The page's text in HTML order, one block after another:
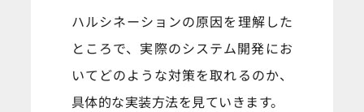
ハルシネーションの原因を理解した
ところで、実際のシステム開発にお
いてどのような対策を取れるのか、
具体的な実装方法を見ていきます。